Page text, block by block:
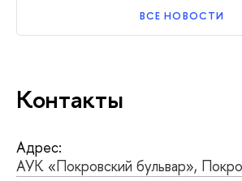
ВСЕ НОВОСТИ
Контакты
Адрес:
АУК «Покровский бульвар»,